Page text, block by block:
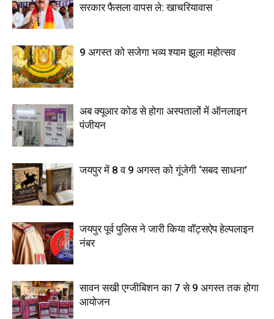
सरकार फैसला वापस ले: खाचरियावास
9 अगस्त को सजेगा भव्य श्याम झूला महोत्सव
अब क्यूआर कोड से होगा अस्पतालों में ऑनलाइन
पंजीयन
जयपुर में 8 व 9 अगस्त को गूंजेगी ‘सबद साधना’
जयपुर पूर्व पुलिस ने जारी किया वॉट्सऐप हेल्पलाइन
नंबर
सावन सखी एग्जीबिशन का 7 से 9 अगस्त तक होगा
आयोजन